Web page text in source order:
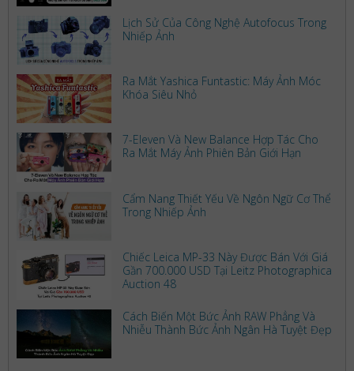
Lịch Sử Của Công Nghệ Autofocus Trong
Nhiếp Ảnh
Ra Mắt Yashica Funtastic: Máy Ảnh Móc
Khóa Siêu Nhỏ
7-Eleven Và New Balance Hợp Tác Cho
Ra Mắt Máy Ảnh Phiên Bản Giới Hạn
Cẩm Nang Thiết Yếu Về Ngôn Ngữ Cơ Thể
Trong Nhiếp Ảnh
Chiếc Leica MP-33 Này Được Bán Với Giá
Gần 700.000 USD Tại Leitz Photographica
Auction 48
Cách Biến Một Bức Ảnh RAW Phẳng Và
Nhiễu Thành Bức Ảnh Ngân Hà Tuyệt Đẹp